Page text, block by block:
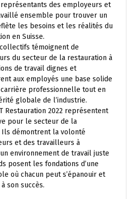
des employeurs et
ensemble pour trouver un
les besoins et les réalités du
en Suisse.
témoignent de
du secteur de la restauration à
de travail dignes et
aux employés une base solide
professionnelle tout en
globale de l’industrie.
Restauration 2022 représentent
pour le secteur de la
Ils démontrent la volonté
et des travailleurs à
environnement de travail juste
posent les fondations d’une
où chacun peut s’épanouir et
son succès.